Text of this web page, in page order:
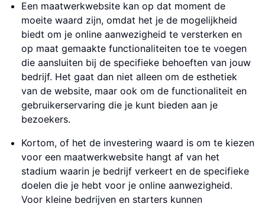
Een maatwerkwebsite kan op dat moment de
moeite waard zijn, omdat het je de mogelijkheid
biedt om je online aanwezigheid te versterken en
op maat gemaakte functionaliteiten toe te voegen
die aansluiten bij de specifieke behoeften van jouw
bedrijf. Het gaat dan niet alleen om de esthetiek
van de website, maar ook om de functionaliteit en
gebruikerservaring die je kunt bieden aan je
bezoekers.
Kortom, of het de investering waard is om te kiezen
voor een maatwerkwebsite hangt af van het
stadium waarin je bedrijf verkeert en de specifieke
doelen die je hebt voor je online aanwezigheid.
Voor kleine bedrijven en starters kunnen